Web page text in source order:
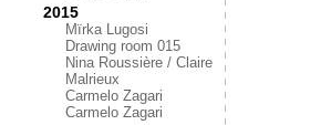
2015
Mïrka Lugosi
Drawing room 015
Nina Roussière / Claire
Malrieux
Carmelo Zagari
Carmelo Zagari